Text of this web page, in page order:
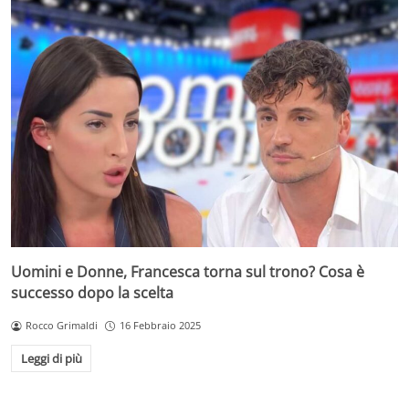
Uomini e Donne, Francesca torna sul trono? Cosa è
successo dopo la scelta
Rocco Grimaldi 16 Febbraio 2025
Leggi di più